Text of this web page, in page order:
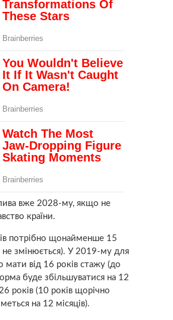
вже 2028-му, якщо не
країни.
потрібно щонайменше 15
не змінюється). У 2019-му для
мати від 16 років стажу (до
буде збільшуватися на 12
років (10 років щорічно
на 12 місяців).